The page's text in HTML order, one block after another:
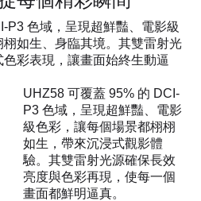
P3 色域，呈現超鮮豔、電影級
如生、身臨其境。其雙雷射光
彩表現，讓畫面始終生動逼
UHZ58 可覆蓋 95% 的 DCI-
P3 色域，呈現超鮮豔、電影
級色彩，讓每個場景都栩栩
如生，帶來沉浸式觀影體
驗。其雙雷射光源確保長效
亮度與色彩再現，使每一個
畫面都鮮明逼真。